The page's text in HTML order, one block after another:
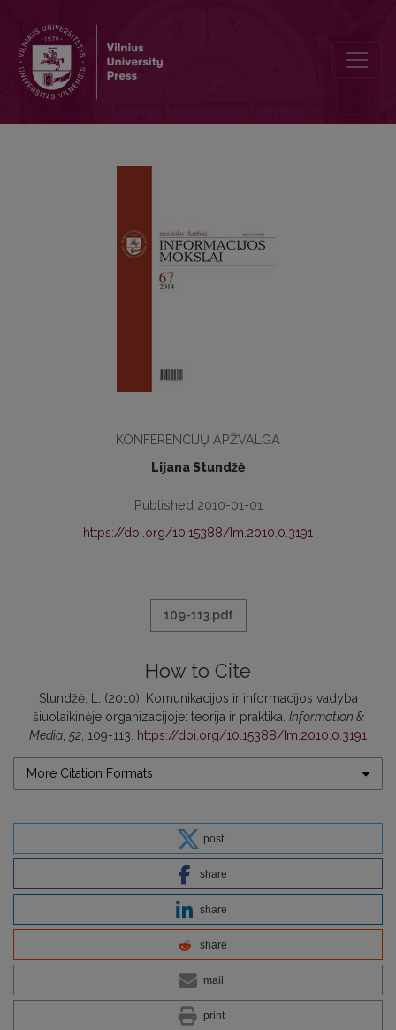
KONFERENCIJŲ APŽVALGA
Lijana Stundžė
Published 2010-01-01
https://doi.org/10.15388/Im.2010.0.3191
109-113.pdf
How to Cite
Stundžė, L. (2010). Komunikacijos ir informacijos vadyba
šiuolaikinėje organizacijoje: teorija ir praktika. Information &
Media 52 , 109-113. https://doi.org/10.15388/Im.2010.0.3191
More Citation Formats
post
share
share
share
mail
print